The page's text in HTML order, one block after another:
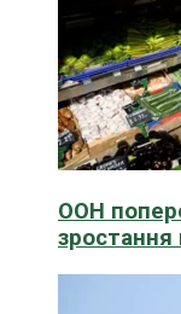
ООН
зростання